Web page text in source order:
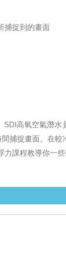
捕捉到的畫面
高氧空氣潛
捕捉畫面。在
課程教導你一